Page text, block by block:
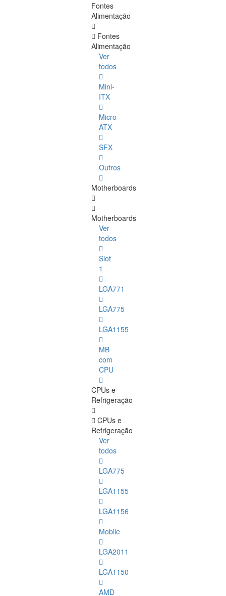
Fontes
Alimentação
Fontes
Alimentação
Ver
todos
Mini-
ITX
Micro-
ATX
SFX
Outros
Motherboards
Motherboards
Ver
todos
Slot
1
LGA771
LGA775
LGA1155
MB
com
CPU
CPUs e
Refrigeração
CPUs e
Refrigeração
Ver
todos
LGA775
LGA1155
LGA1156
Mobile
LGA2011
LGA1150
AMD